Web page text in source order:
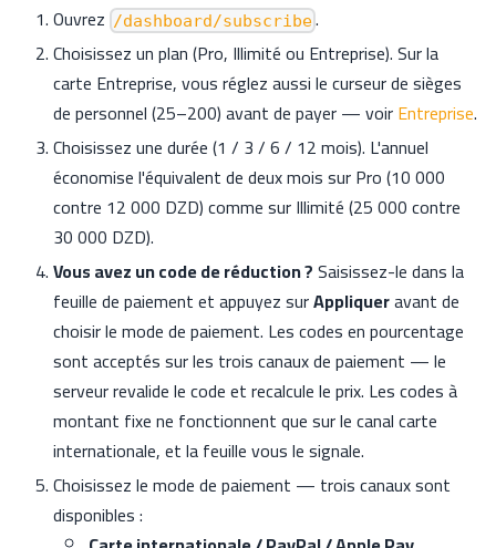
Ouvrez /dashboard/subscribe.
Choisissez un plan (Pro, Illimité ou Entreprise). Sur la
carte Entreprise, vous réglez aussi le curseur de sièges
de personnel (25–200) avant de payer — voirEntreprise.
Choisissez une durée (1 / 3 / 6 / 12 mois). L'annuel
économise l'équivalent de deux mois sur Pro (10 000
contre 12 000 DZD) comme sur Illimité (25 000 contre
30 000 DZD).
Vous avez un code de réduction ?Saisissez-le dans la
feuille de paiement et appuyez surAppliqueravant de
choisir le mode de paiement. Les codes en pourcentage
sont acceptés sur les trois canaux de paiement — le
serveur revalide le code et recalcule le prix. Les codes à
montant fixe ne fonctionnent que sur le canal carte
internationale, et la feuille vous le signale.
Choisissez le mode de paiement — trois canaux sont
disponibles :